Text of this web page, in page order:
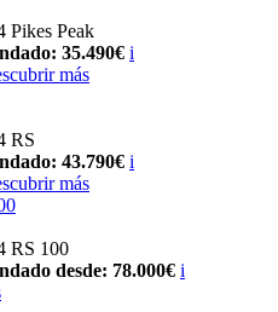
Pikes Peak
35.490€ i
más
RS
43.790€ i
más
RS 100
desde: 78.000€ i